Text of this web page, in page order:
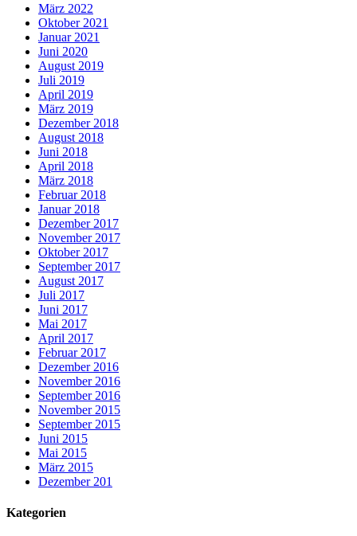
März 2022
Oktober 2021
Januar 2021
Juni 2020
August 2019
Juli 2019
April 2019
März 2019
Dezember 2018
August 2018
Juni 2018
April 2018
März 2018
Februar 2018
Januar 2018
Dezember 2017
November 2017
Oktober 2017
September 2017
August 2017
Juli 2017
Juni 2017
Mai 2017
April 2017
Februar 2017
Dezember 2016
November 2016
September 2016
November 2015
September 2015
Juni 2015
Mai 2015
März 2015
Dezember 201
Kategorien